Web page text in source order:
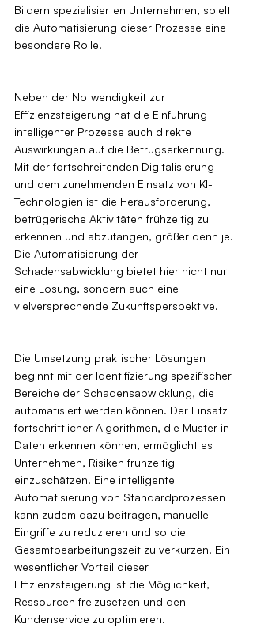
Bildern spezialisierten Unternehmen, spielt
die Automatisierung dieser Prozesse eine
besondere Rolle.
Neben der Notwendigkeit zur
Effizienzsteigerung hat die Einführung
intelligenter Prozesse auch direkte
Auswirkungen auf die Betrugserkennung.
Mit der fortschreitenden Digitalisierung
und dem zunehmenden Einsatz von KI-
Technologien ist die Herausforderung,
betrügerische Aktivitäten frühzeitig zu
erkennen und abzufangen, größer denn je.
Die Automatisierung der
Schadensabwicklung bietet hier nicht nur
eine Lösung, sondern auch eine
vielversprechende Zukunftsperspektive.
Die Umsetzung praktischer Lösungen
beginnt mit der Identifizierung spezifischer
Bereiche der Schadensabwicklung, die
automatisiert werden können. Der Einsatz
fortschrittlicher Algorithmen, die Muster in
Daten erkennen können, ermöglicht es
Unternehmen, Risiken frühzeitig
einzuschätzen. Eine intelligente
Automatisierung von Standardprozessen
kann zudem dazu beitragen, manuelle
Eingriffe zu reduzieren und so die
Gesamtbearbeitungszeit zu verkürzen. Ein
wesentlicher Vorteil dieser
Effizienzsteigerung ist die Möglichkeit,
Ressourcen freizusetzen und den
Kundenservice zu optimieren.